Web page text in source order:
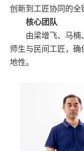
创新到工匠协同的全
核心团队
由梁增飞、马楠
师生与民间工匠，
地性。